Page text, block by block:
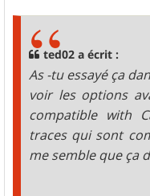
ted02 a écrit :
As -tu essayé ça
voir les options
compatible with
traces qui sont
me semble que ça